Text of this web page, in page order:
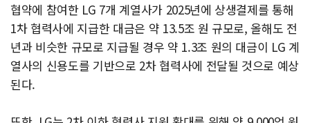
협약에 참여한 LG 7개 계열사가 2025년에 상생결제를 통해
1차 협력사에 지급한 대금은 약 13.5조 원 규모로, 올해도 전
년과 비슷한 규모로 지급될 경우 약 1.3조 원의 대금이 LG 계
열사의 신용도를 기반으로 2차 협력사에 전달될 것으로 예상
된다.